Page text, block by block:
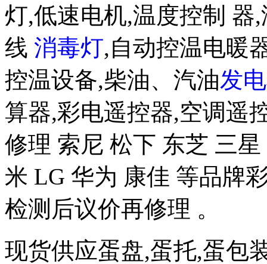
灯,低速电机,温度控制 器
线 消毒灯,自动控温电暖
控温设备,柴油、汽油发
算器,彩电遥控器,空调遥
修理 索尼 松下 东芝 三
米 LG 华为 康佳 等品牌
检测后议价再修理 。
现货供应蛋盘,蛋托,蛋包